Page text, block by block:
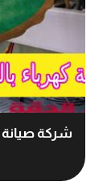
شركة صيانة